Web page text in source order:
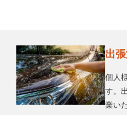
出
個人
す。
業い